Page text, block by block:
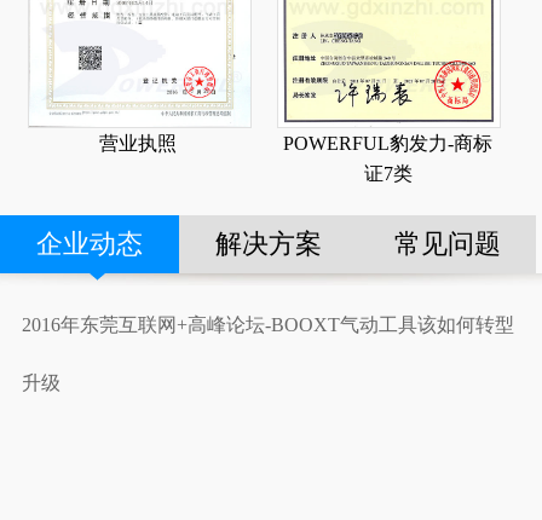
营业执照
POWERFUL豹发力-商标
证7类
企业动态 解决方案 常见问题
2016年东莞互联网+高峰论坛-BOOXT气动工具该如何转型
升级